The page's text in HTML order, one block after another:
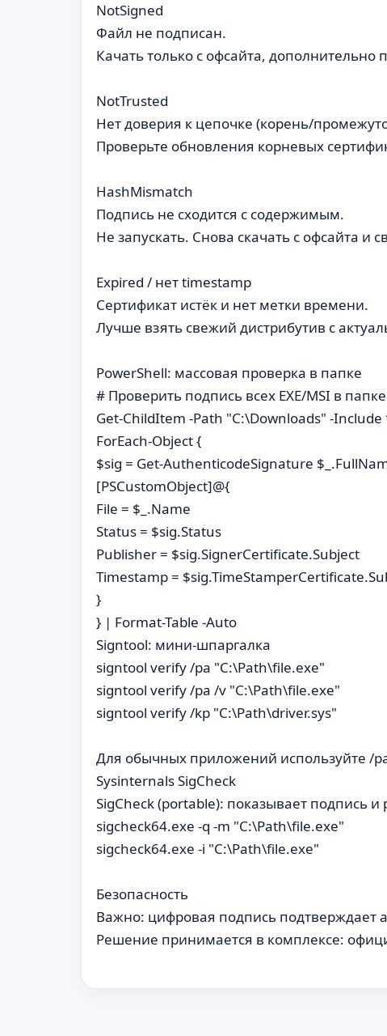
NotSigned
Файл не подписан.
Качать только с офсайта, дополнительно
NotTrusted
Нет доверия к цепочке (корень/
Проверьте обновления корневых
HashMismatch
Подпись не сходится с содержимым.
Не запускать. Снова скачать с офсайта и
Expired / нет timestamp
Сертификат истёк и нет метки времени.
Лучше взять свежий дистрибутив с
PowerShell: массовая проверка в папке
# Проверить подпись всех EXE/MSI в
Get-ChildItem -Path "C:\Downloads" -
ForEach-Object {
$sig = Get-AuthenticodeSignature
[PSCustomObject]@{
File = $_.Name
Status = $sig.Status
Publisher = $sig.SignerCertificate.Subject
Timestamp =
}
} | Format-Table -Auto
Signtool: мини-шпаргалка
signtool verify /pa "C:\Path\file.exe"
signtool verify /pa /v "C:\Path\file.exe"
signtool verify /kp "C:\Path\driver.sys"
Для обычных приложений используйте /
Sysinternals SigCheck
SigCheck (portable): показывает подпись
sigcheck64.exe -q -m "C:\Path\file.exe"
sigcheck64.exe -i "C:\Path\file.exe"
Безопасность
Важно: цифровая подпись подтверждает
Решение принимается в комплексе: